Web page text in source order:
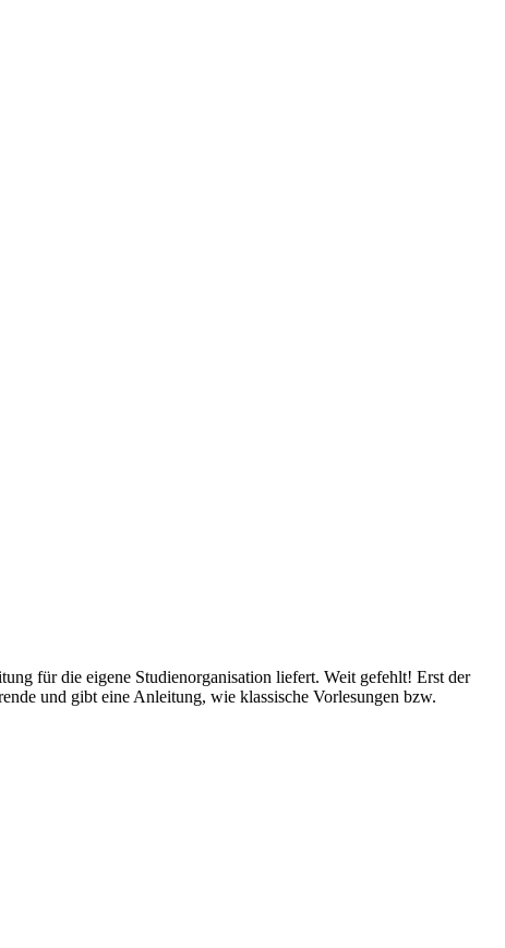
für die eigene Studienorganisation liefert. Weit gefehlt! Erst der
und gibt eine Anleitung, wie klassische Vorlesungen bzw.